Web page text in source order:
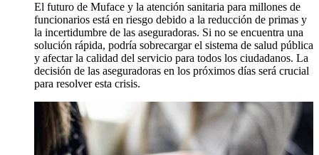
El futuro de Muface y la atención sanitaria para millones de
funcionarios está en riesgo debido a la reducción de primas y
la incertidumbre de las aseguradoras. Si no se encuentra una
solución rápida, podría sobrecargar el sistema de salud pública
y afectar la calidad del servicio para todos los ciudadanos. La
decisión de las aseguradoras en los próximos días será crucial
para resolver esta crisis.